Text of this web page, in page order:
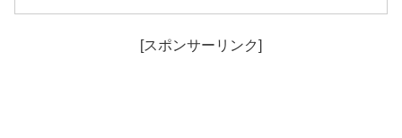
[スポンサーリンク]